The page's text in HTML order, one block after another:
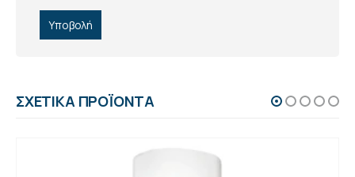
ΣΧΕΤΙΚΆ ΠΡΟΪΌΝΤΑ